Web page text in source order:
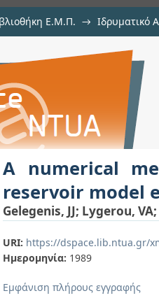
Ε.Μ.Π. → Ιδρυματικό
for the
A numerical
reservoir model
Gelegenis, JJ; Lygerou, VA;
URI: https://dspace.lib.ntua.gr/
Ημερομηνία: 1989
Εμφάνιση πλήρους εγγραφής